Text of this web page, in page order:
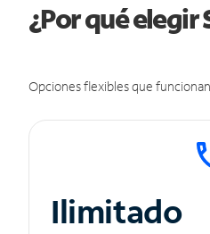
¿Por qué elegir
Opciones flexibles que
Ilimitado